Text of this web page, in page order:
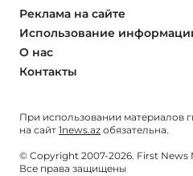
Реклама на сайте
Использование
О нас
Контакты
При использовании материалов
на сайт 1news.az обязательна.
© Copyright 2007-2026. First News
Все права защищены